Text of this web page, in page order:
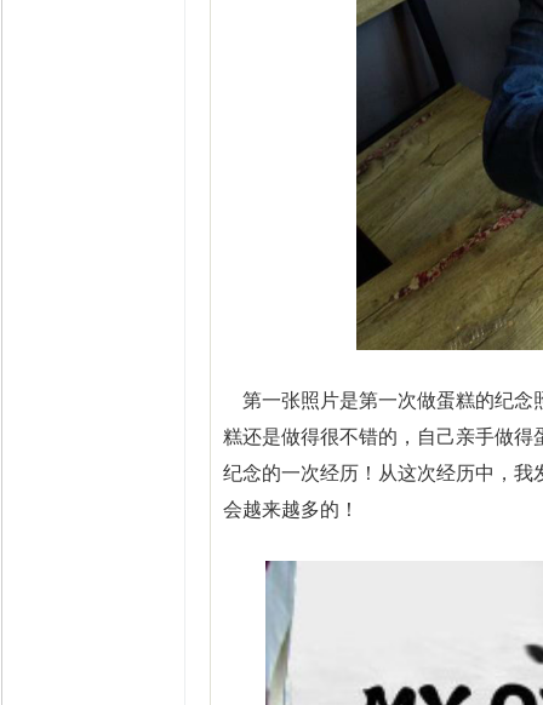
第一张照片是第一次做蛋糕的纪念
糕还是做得很不错的，自己亲手做
纪念的一次经历！从这次经历中，
会越来越多的！